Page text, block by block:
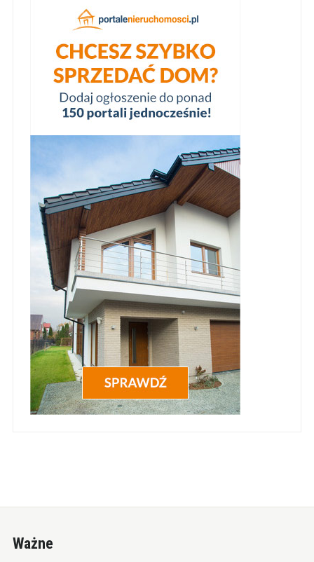
Ważne